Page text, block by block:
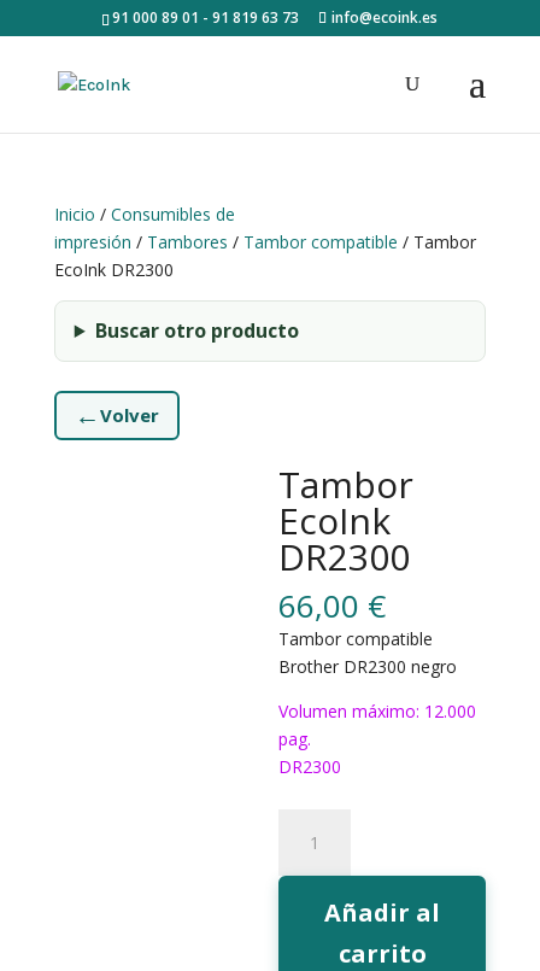
91 000 89 01 - 91 819 63 73 info@ecoink.es
Inicio / Consumibles de
impresión / Tambores / Tambor compatible / Tambor
EcoInk DR2300
Buscar otro producto
← Volver
Tambor
EcoInk
DR2300
66,00 €
Tambor compatible
Brother DR2300 negro
Volumen máximo: 12.000
pag.
DR2300
EcoInk
DR2300
cantidadAñadir al
carrito